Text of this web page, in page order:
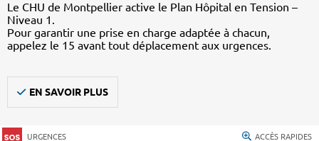
Le CHU de Montpellier active le Plan Hôpital en Tension –
Niveau 1.
Pour garantir une prise en charge adaptée à chacun,
appelez le 15 avant tout déplacement aux urgences.
EN SAVOIR PLUS
URGENCES ACCÈS RAPIDES